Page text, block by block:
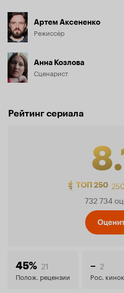
Артем Аксененко
Режиссёр
Анна Козлова
Сценарист
Рейтинг сериала
8.1
ТОП 250
732 734
45% 21
Полож. рецензии
– 2
Рос.